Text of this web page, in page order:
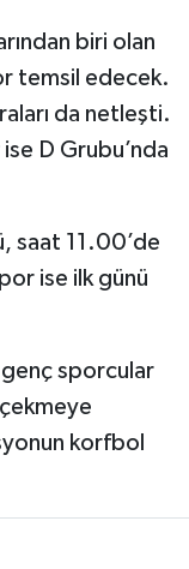
biri olan
temsil edecek.
da netleşti.
D Grubu’nda
saat 11.00’de
ise ilk günü
genç sporcular
korfbol